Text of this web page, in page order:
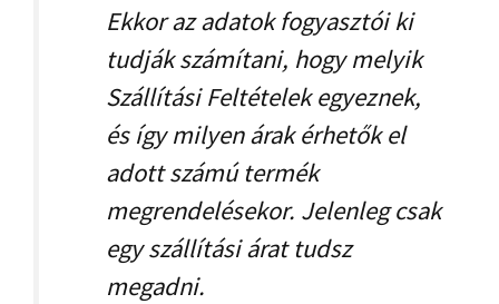
Ekkor az adatok fogyasztói ki
tudják számítani, hogy melyik
Szállítási Feltételek egyeznek,
és így milyen árak érhetők el
adott számú termék
megrendelésekor. Jelenleg csak
egy szállítási árat tudsz
megadni.